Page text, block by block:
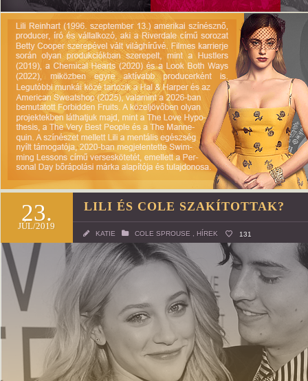
23.
JÚL/2019
LILI ÉS COLE SZAKÍTOTTAK?
KATIE COLE SPROUSE HÍREK 131